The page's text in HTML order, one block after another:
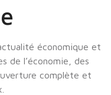
économique et
de l’économie, des
complète et